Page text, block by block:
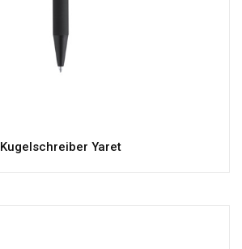
Kugelschreiber Yaret